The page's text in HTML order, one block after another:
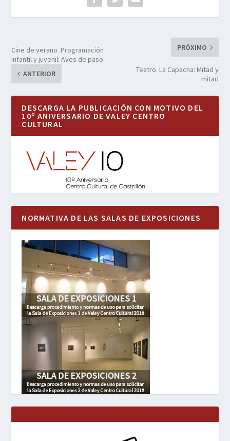
Cine de verano. Programación
infantil y juvenil: Aves de paso
ANTERIOR
PRÓXIMO
Teatro. La Capacha: Mitad y
mitad
DESCARGA LA PUBLICACIÓN CON MOTIVO DEL
10º ANIVERSARIO DE VALEY CENTRO
CULTURAL
NORMATIVA DE LAS SALAS DE EXPOSICIONES